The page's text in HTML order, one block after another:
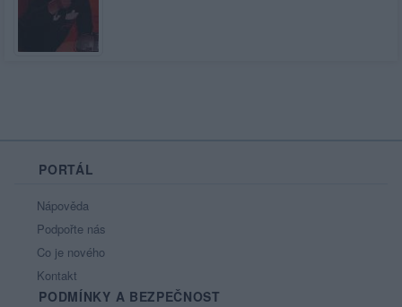
PORTÁL
Nápověda
Podpořte nás
Co je nového
Kontakt
PODMÍNKY A BEZPEČNOST